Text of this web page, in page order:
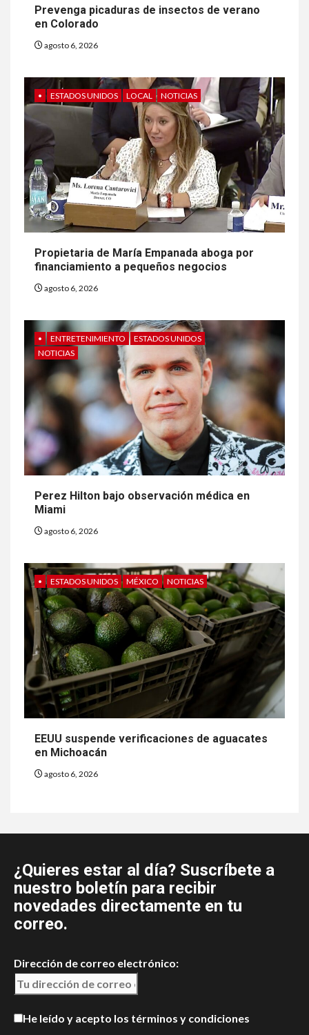
Prevenga picaduras de insectos de verano
en Colorado
agosto 6, 2026
• ESTADOS UNIDOS LOCAL NOTICIAS
Propietaria de María Empanada aboga por
financiamiento a pequeños negocios
agosto 6, 2026
• ENTRETENIMIENTO
ESTADOS UNIDOS
NOTICIAS
Perez Hilton bajo observación médica en
Miami
agosto 6, 2026
• ESTADOS UNIDOS MÉXICO NOTICIAS
EEUU suspende verificaciones de aguacates
en Michoacán
agosto 6, 2026
¿Quieres estar al día? Suscríbete a
nuestro boletín para recibir
novedades directamente en tu
correo.
Dirección de correo electrónico:
He leído y acepto los términos y condiciones